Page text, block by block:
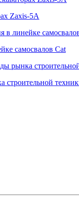
Zaxis-5A
самосвалов Cat
строительной